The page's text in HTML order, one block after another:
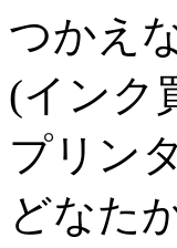
つかえ
(インク
プリン
どなた